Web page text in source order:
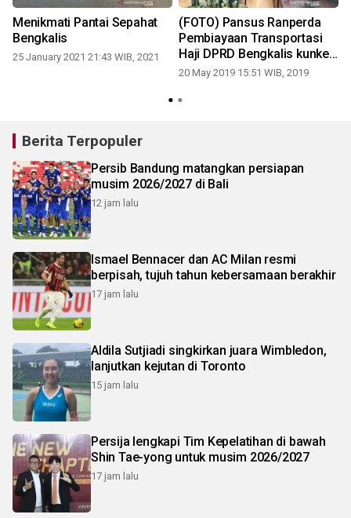
Menikmati Pantai Sepahat
Bengkalis
25 January 2021 21:43 WIB, 2021
(FOTO) Pansus Ranperda
Pembiayaan Transportasi
Haji DPRD Bengkalis kunker
ke sejumlah daerah
20 May 2019 15:51 WIB, 2019
Berita Terpopuler
Persib Bandung matangkan persiapan
musim 2026/2027 di Bali
12 jam lalu
Ismael Bennacer dan AC Milan resmi
berpisah, tujuh tahun kebersamaan berakhir
17 jam lalu
Aldila Sutjiadi singkirkan juara Wimbledon,
lanjutkan kejutan di Toronto
15 jam lalu
Persija lengkapi Tim Kepelatihan di bawah
Shin Tae-yong untuk musim 2026/2027
17 jam lalu